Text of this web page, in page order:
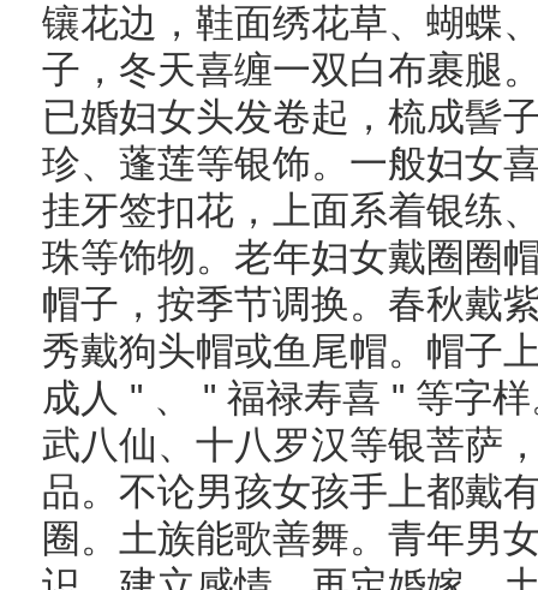
镶花边，鞋面绣花草、蝴蝶
子，冬天喜缠一双白布裹腿
已婚妇女头发卷起，梳成髻
珍、蓬莲等银饰。一般妇女
挂牙签扣花，上面系着银练
珠等饰物。老年妇女戴圈圈
帽子，按季节调换。春秋戴
秀戴狗头帽或鱼尾帽。帽子
成人 " 、 " 福禄寿喜 " 等字
武八仙、十八罗汉等银菩萨
品。不论男孩女孩手上都戴
圈。土族能歌善舞。青年男